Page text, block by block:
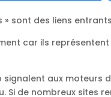
sont des liens
car ils représentent
aux moteurs
de nombreux sites